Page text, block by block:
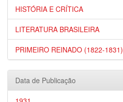
HISTÓRIA E CRÍTICA
LITERATURA BRASILEIRA
PRIMEIRO REINADO (1822-1831)
Data de Publicação